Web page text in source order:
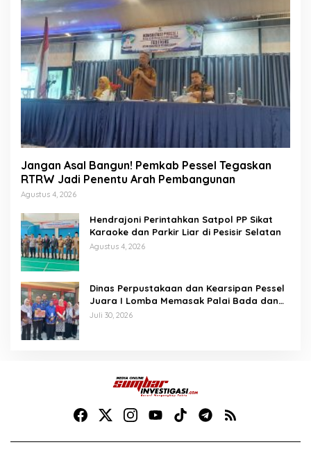
Jangan Asal Bangun! Pemkab Pessel Tegaskan
RTRW Jadi Penentu Arah Pembangunan
Agustus 4, 2026
Hendrajoni Perintahkan Satpol PP Sikat
Karaoke dan Parkir Liar di Pesisir Selatan
Agustus 4, 2026
Dinas Perpustakaan dan Kearsipan Pessel
Juara I Lomba Memasak Palai Bada dan
Lamang Golek
Juli 30, 2026